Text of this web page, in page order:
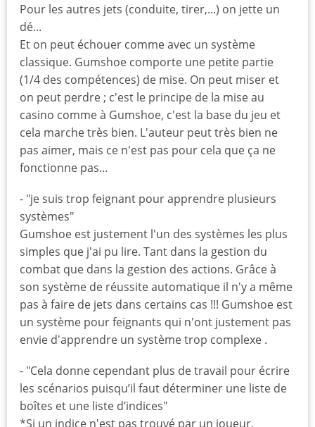
Pour les autres jets (conduite, tirer,...) on jette un
dé...
Et on peut échouer comme avec un système
classique. Gumshoe comporte une petite partie
(1/4 des compétences) de mise. On peut miser et
on peut perdre ; c'est le principe de la mise au
casino comme à Gumshoe, c'est la base du jeu et
cela marche très bien. L'auteur peut très bien ne
pas aimer, mais ce n'est pas pour cela que ça ne
fonctionne pas...
- "je suis trop feignant pour apprendre plusieurs
systèmes"
Gumshoe est justement l'un des systèmes les plus
simples que j'ai pu lire. Tant dans la gestion du
combat que dans la gestion des actions. Grâce à
son système de réussite automatique il n'y a même
pas à faire de jets dans certains cas !!! Gumshoe est
un système pour feignants qui n'ont justement pas
envie d'apprendre un système trop complexe .
- "Cela donne cependant plus de travail pour écrire
les scénarios puisqu’il faut déterminer une liste de
boîtes et une liste d’indices"
*Si un indice n'est pas trouvé par un joueur,